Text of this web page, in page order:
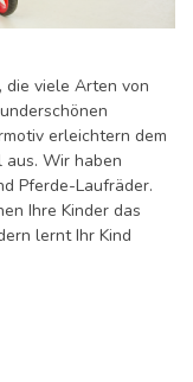
die viele Arten von
erleichtern dem
aus. Wir haben
Pferde-Laufräder.
Ihre Kinder das
lernt Ihr Kind